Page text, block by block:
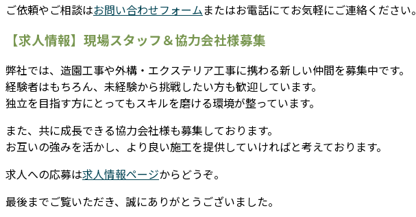
ご依頼やご相談はお問い合わせフォームまたはお電話にてお気軽にご連絡ください。
【求人情報】現場スタッフ＆協力会社様募集
弊社では、造園工事や外構・エクステリア工事に携わる新しい仲間を募集中です。
経験者はもちろん、未経験から挑戦したい方も歓迎しています。
独立を目指す方にとってもスキルを磨ける環境が整っています。
また、共に成長できる協力会社様も募集しております。
お互いの強みを活かし、より良い施工を提供していければと考えております。
求人への応募は求人情報ページからどうぞ。
最後までご覧いただき、誠にありがとうございました。